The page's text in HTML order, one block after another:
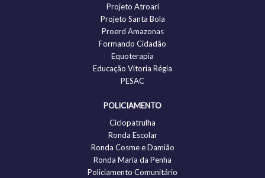
Projeto Atroari
Projeto Santa Bola
Proerd Amazonas
Formando Cidadão
Equoterapia
Educação Vitoria Régia
PESAC
POLICIAMENTO
Ciclopatrulha
Ronda Escolar
Ronda Cosme e Damião
Ronda Maria da Penha
Policiamento Comunitário